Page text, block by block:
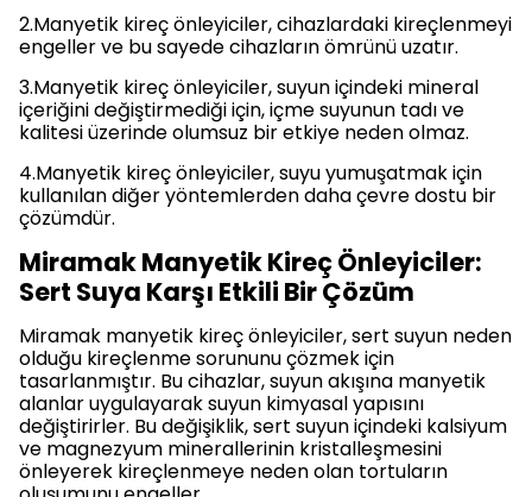
2.Manyetik kireç önleyiciler, cihazlardaki kireçlenmeyi
engeller ve bu sayede cihazların ömrünü uzatır.
3.Manyetik kireç önleyiciler, suyun içindeki mineral
içeriğini değiştirmediği için, içme suyunun tadı ve
kalitesi üzerinde olumsuz bir etkiye neden olmaz.
4.Manyetik kireç önleyiciler, suyu yumuşatmak için
kullanılan diğer yöntemlerden daha çevre dostu bir
çözümdür.
Miramak Manyetik Kireç Önleyiciler:
Sert Suya Karşı Etkili Bir Çözüm
Miramak manyetik kireç önleyiciler, sert suyun neden
olduğu kireçlenme sorununu çözmek için
tasarlanmıştır. Bu cihazlar, suyun akışına manyetik
alanlar uygulayarak suyun kimyasal yapısını
değiştirirler. Bu değişiklik, sert suyun içindeki kalsiyum
ve magnezyum minerallerinin kristalleşmesini
önleyerek kireçlenmeye neden olan tortuların